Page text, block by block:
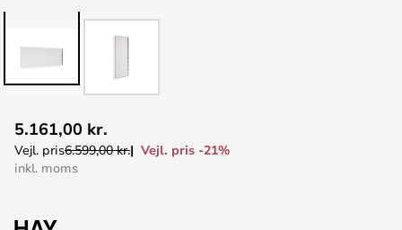
til
starten
5.161,00 kr.
Vejl. pris6.599,00 kr.
Vejl. pris -21%
inkl. moms